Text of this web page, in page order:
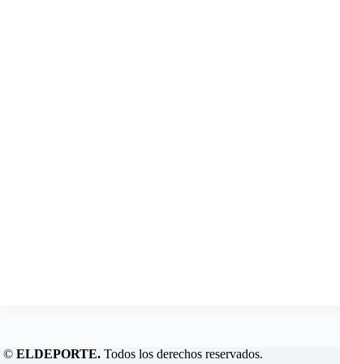
© ELDEPORTE. Todos los derechos reservados.